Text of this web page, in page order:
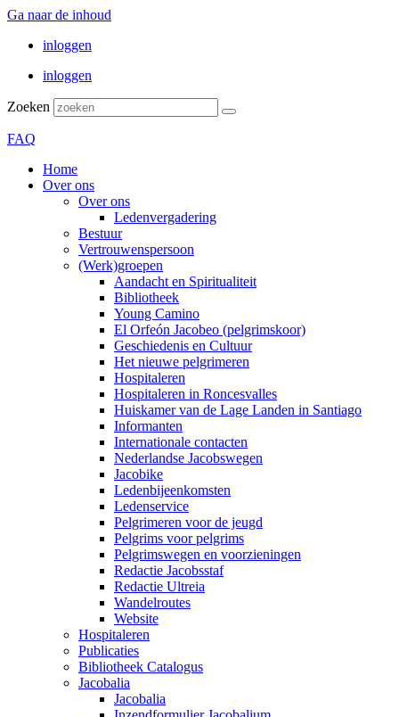
Ga naar de inhoud
inloggen
inloggen
Zoeken
FAQ
Home
Over ons
Over ons
Ledenvergadering
Bestuur
Vertrouwenspersoon
(Werk)groepen
Aandacht en Spiritualiteit
Bibliotheek
Young Camino
El Orfeón Jacobeo (pelgrimskoor)
Geschiedenis en Cultuur
Het nieuwe pelgrimeren
Hospitaleren
Hospitaleren in Roncesvalles
Huiskamer van de Lage Landen in Santiago
Informanten
Internationale contacten
Nederlandse Jacobswegen
Jacobike
Ledenbijeenkomsten
Ledenservice
Pelgrimeren voor de jeugd
Pelgrims voor pelgrims
Pelgrimswegen en voorzieningen
Redactie Jacobsstaf
Redactie Ultreia
Wandelroutes
Website
Hospitaleren
Publicaties
Bibliotheek Catalogus
Jacobalia
Jacobalia